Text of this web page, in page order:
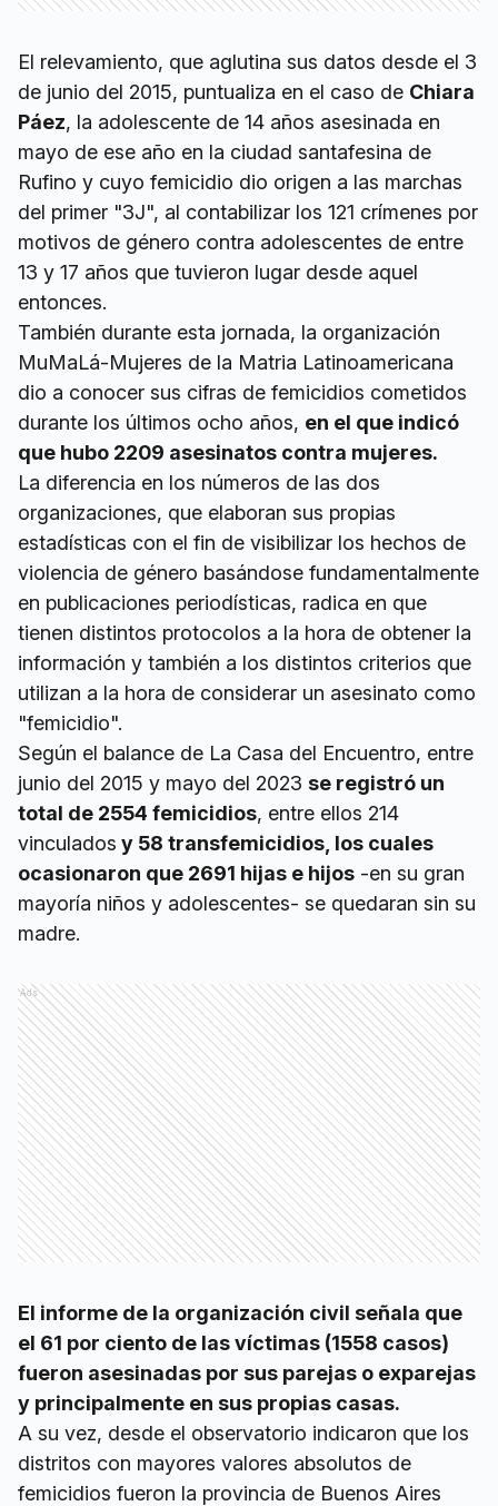
El relevamiento, que aglutina sus datos desde el 3
de junio del 2015, puntualiza en el caso de Chiara
Páez, la adolescente de 14 años asesinada en
mayo de ese año en la ciudad santafesina de
Rufino y cuyo femicidio dio origen a las marchas
del primer "3J", al contabilizar los 121 crímenes por
motivos de género contra adolescentes de entre
13 y 17 años que tuvieron lugar desde aquel
entonces.
También durante esta jornada, la organización
MuMaLá-Mujeres de la Matria Latinoamericana
dio a conocer sus cifras de femicidios cometidos
durante los últimos ocho años, en el que indicó
que hubo 2209 asesinatos contra mujeres.
La diferencia en los números de las dos
organizaciones, que elaboran sus propias
estadísticas con el fin de visibilizar los hechos de
violencia de género basándose fundamentalmente
en publicaciones periodísticas, radica en que
tienen distintos protocolos a la hora de obtener la
información y también a los distintos criterios que
utilizan a la hora de considerar un asesinato como
"femicidio".
Según el balance de La Casa del Encuentro, entre
junio del 2015 y mayo del 2023 se registró un
total de 2554 femicidios, entre ellos 214
vinculados y 58 transfemicidios, los cuales
ocasionaron que 2691 hijas e hijos -en su gran
mayoría niños y adolescentes- se quedaran sin su
madre.
Ads
El informe de la organización civil señala que
el 61 por ciento de las víctimas (1558 casos)
fueron asesinadas por sus parejas o exparejas
y principalmente en sus propias casas.
A su vez, desde el observatorio indicaron que los
distritos con mayores valores absolutos de
femicidios fueron la provincia de Buenos Aires